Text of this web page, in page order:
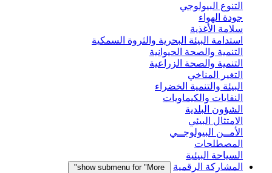
التنوع البيولوجي
جودة الهواء
سلامة الأغذية
استدامة البيئة البحرية والثروة السمكية
التنمية والصحة الحيوانية
التنمية والصحة الزراعية
التغير المناخي
البيئة والتنمية الخضراء
النفايات والكيماويات
الشؤون البلدية
الامتثال البيئي
الأمــن البيولوجــي
المصطلحات
السياحة البيئية
المشاركة الرقمية
show submenu for "More"